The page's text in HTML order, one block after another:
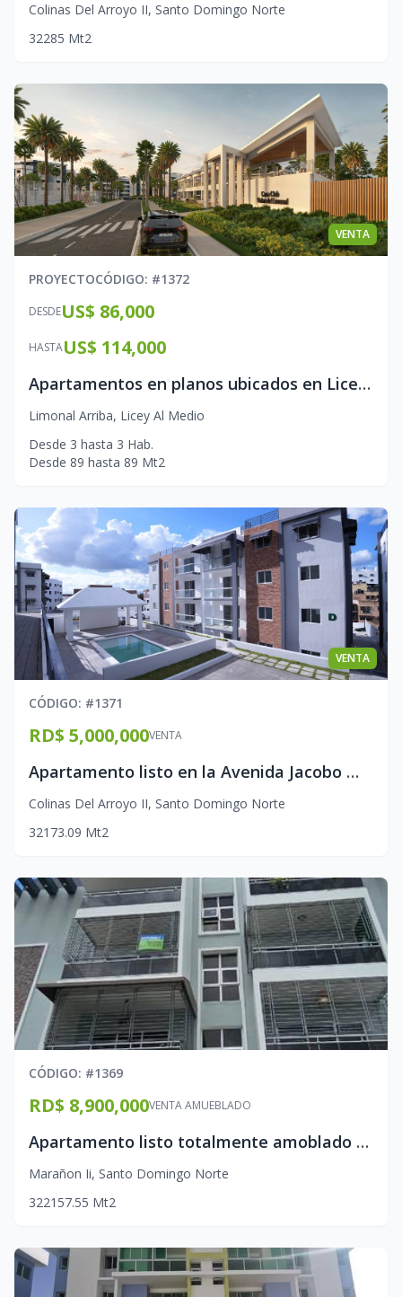
Colinas Del Arroyo II, Santo Domingo Norte
32285 Mt2
VENTA
PROYECTOCÓDIGO: #1372
DESDEUS$ 86,000
HASTAUS$ 114,000
Apartamentos en planos ubicados en Licey Al Medio
Limonal Arriba, Licey Al Medio
Desde 3 hasta 3 Hab.
Desde 89 hasta 89 Mt2
VENTA
CÓDIGO: #1371
VENTA
RD$ 5,000,000
Apartamento listo en la Avenida Jacobo Majluta
Colinas Del Arroyo II, Santo Domingo Norte
321 73.09 Mt2
CÓDIGO: #1369
VENTA AMUEBLADO
RD$ 8,900,000
Apartamento listo totalmente amoblado en la Jacobo Majluta
Marañon Ii, Santo Domingo Norte
322157.55 Mt2